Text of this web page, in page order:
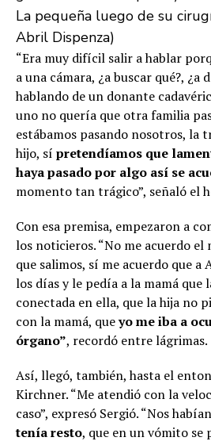
La pequeña luego de su
Abril Dispenza)
“Era muy difícil salir a hablar
a una cámara, ¿a buscar qué?, ¿a
hablando de un donante
uno no quería que otra familia
estábamos pasando nosotros, la
hijo, sí pretendíamos que
haya pasado por algo así se
momento tan trágico”, señaló el
Con esa premisa, empezaron a
los noticieros. “No me acuerdo
que salimos, sí me acuerdo que a
los días y le pedía a la mamá que
conectada en ella, que la hija no
con la mamá, queyo me iba a
órgano”, recordó entre lágrimas.
Así, llegó, también, hasta el
Kirchner. “Me atendió con la
caso”, expresó Sergió. “Nos
tenía resto, que en un vómito